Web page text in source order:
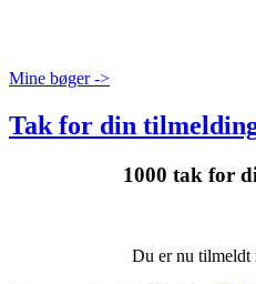
Mine bøger ->
Tak for din
1000 tak for
Du er nu tilmeldt